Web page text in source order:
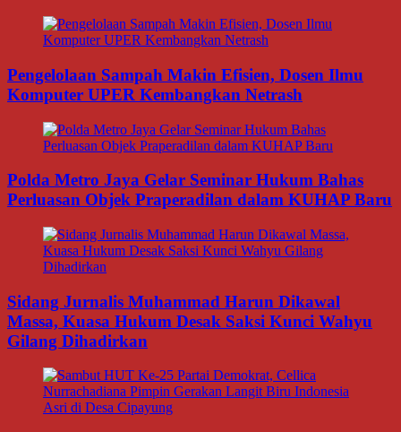
Pengelolaan Sampah Makin Efisien, Dosen Ilmu
Komputer UPER Kembangkan Netrash
Polda Metro Jaya Gelar Seminar Hukum Bahas
Perluasan Objek Praperadilan dalam KUHAP Baru
Sidang Jurnalis Muhammad Harun Dikawal
Massa, Kuasa Hukum Desak Saksi Kunci Wahyu
Gilang Dihadirkan